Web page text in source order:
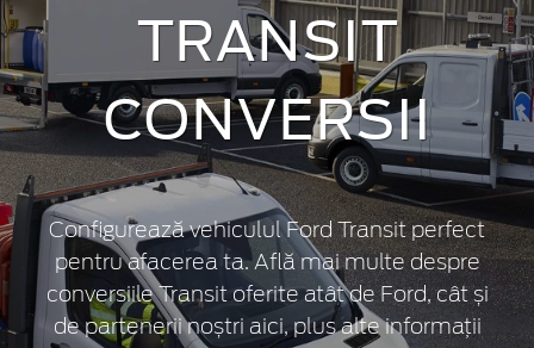
TRANSIT
CONVERSII
Configurează vehiculul Ford Transit perfect
pentru afacerea ta. Află mai multe despre
conversiile Transit oferite atât de Ford, cât și
de partenerii noștri aici, plus alte informații